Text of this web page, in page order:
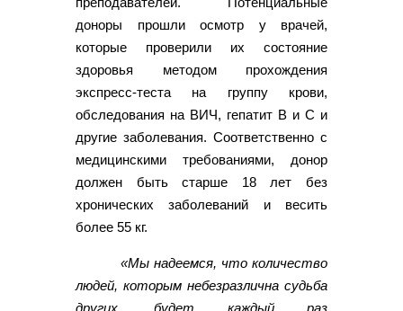
доноры прошли осмотр у врачей,
которые проверили их состояние
здоровья методом прохождения
экспресс-теста на группу крови,
обследования на ВИЧ, гепатит В и С и
другие заболевания. Соответственно с
медицинскими требованиями, донор
должен быть старше 18 лет без
хронических заболеваний и весить
более 55 кг.
«Мы надеемся, что количество
людей, которым небезразлична судьба
других, будет каждый раз